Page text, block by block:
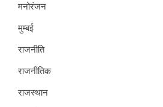
मनोरंजन
मुम्बई
राजनीति
राजनीतिक
राजस्थान